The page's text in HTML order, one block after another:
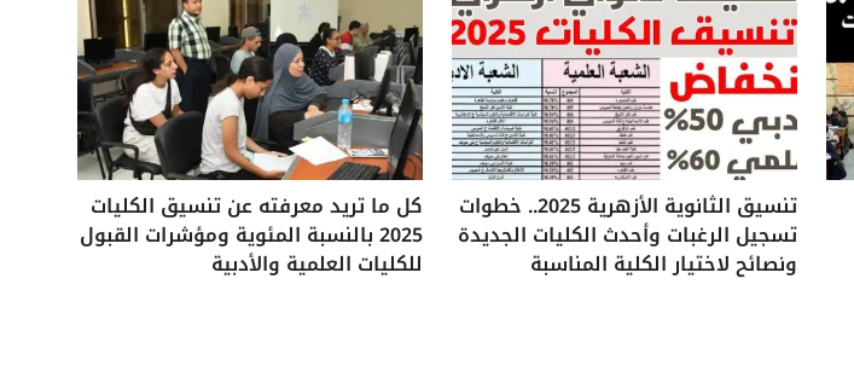
تنسيق الثانوية الأزهرية 2025.. خطوات
تسجيل الرغبات وأحدث الكليات الجديدة
ونصائح لاختيار الكلية المناسبة
كل ما تريد معرفته عن تنسيق الكليات
2025 بالنسبة المئوية ومؤشرات القبول
للكليات العلمية والأدبية